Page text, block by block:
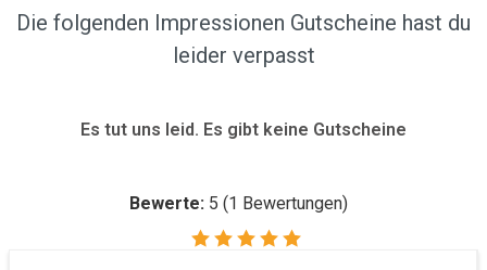
Die folgenden Impressionen Gutscheine hast du
leider verpasst
Es tut uns leid. Es gibt keine Gutscheine
Bewerte: 5 (1 Bewertungen)